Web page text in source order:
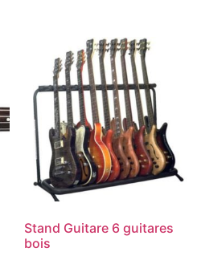
Stand Guitare 6 guitares
bois